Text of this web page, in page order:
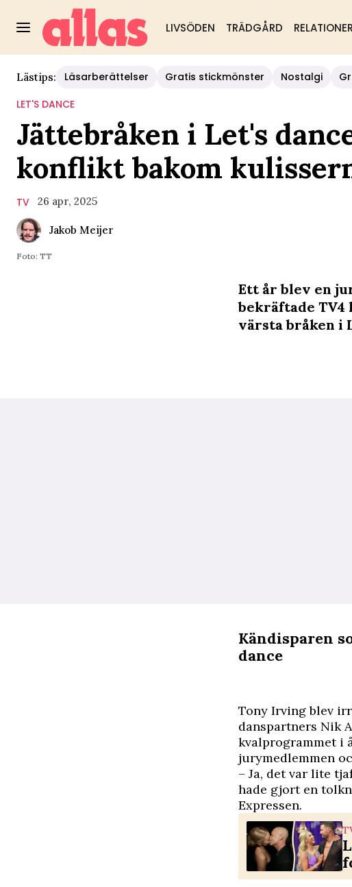
LIVSÖDEN TRÄDGÅRD RELATIONER
Lästips: Läsarberättelser Gratis stickmönster Nostalgi
LET'S DANCE
Jättebråken i Let's
konflikt bakom
TV 26 apr, 2025
Jakob Meijer
Foto: TT
Ett år blev en
bekräftade TV4
värsta bråken i
Kändisparen
dance
Tony Irving blev
danspartners Nik
kvalprogrammet i
jurymedlemmen
– Ja, det var lite
hade gjort en
Expressen.